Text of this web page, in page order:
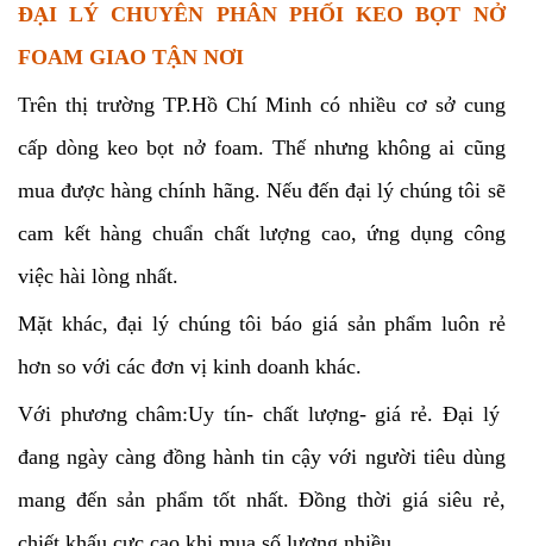
ĐẠI LÝ CHUYÊN PHÂN PHỐI KEO BỌT NỞ
FOAM GIAO TẬN NƠI
Trên thị trường TP.Hồ Chí Minh có nhiều cơ sở cung
cấp dòng keo bọt nở foam. Thế nhưng không ai cũng
mua được hàng chính hãng. Nếu đến đại lý chúng tôi sẽ
cam kết hàng chuẩn chất lượng cao, ứng dụng công
việc hài lòng nhất.
Mặt khác, đại lý chúng tôi báo giá sản phẩm luôn rẻ
hơn so với các đơn vị kinh doanh khác.
Với phương châm:Uy tín- chất lượng- giá rẻ. Đại lý
đang ngày càng đồng hành tin cậy với người tiêu dùng
mang đến sản phẩm tốt nhất. Đồng thời giá siêu rẻ,